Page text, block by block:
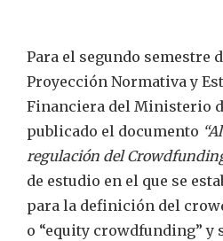
Para el segundo semestre
Proyección Normativa y
Financiera del Ministerio
publicado el documento
regulación del
de estudio en el que se
para la definición del
o “equity crowdfunding” y